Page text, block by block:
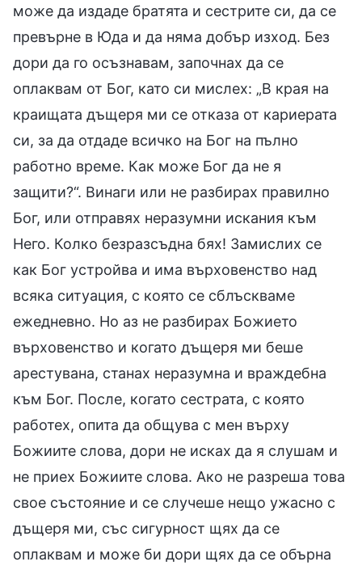
може да издаде братята и сестрите си, да се
превърне в Юда и да няма добър изход. Без
дори да го осъзнавам, започнах да се
оплаквам от Бог, като си мислех: „В края на
краищата дъщеря ми се отказа от кариерата
си, за да отдаде всичко на Бог на пълно
работно време. Как може Бог да не я
защити?“. Винаги или не разбирах правилно
Бог, или отправях неразумни искания към
Него. Колко безразсъдна бях! Замислих се
как Бог устройва и има върховенство над
всяка ситуация, с която се сблъскваме
ежедневно. Но аз не разбирах Божието
върховенство и когато дъщеря ми беше
арестувана, станах неразумна и враждебна
към Бог. После, когато сестрата, с която
работех, опита да общува с мен върху
Божиите слова, дори не исках да я слушам и
не приех Божиите слова. Ако не разреша това
свое състояние и се случеше нещо ужасно с
дъщеря ми, със сигурност щях да се
оплаквам и може би дори щях да се обърна